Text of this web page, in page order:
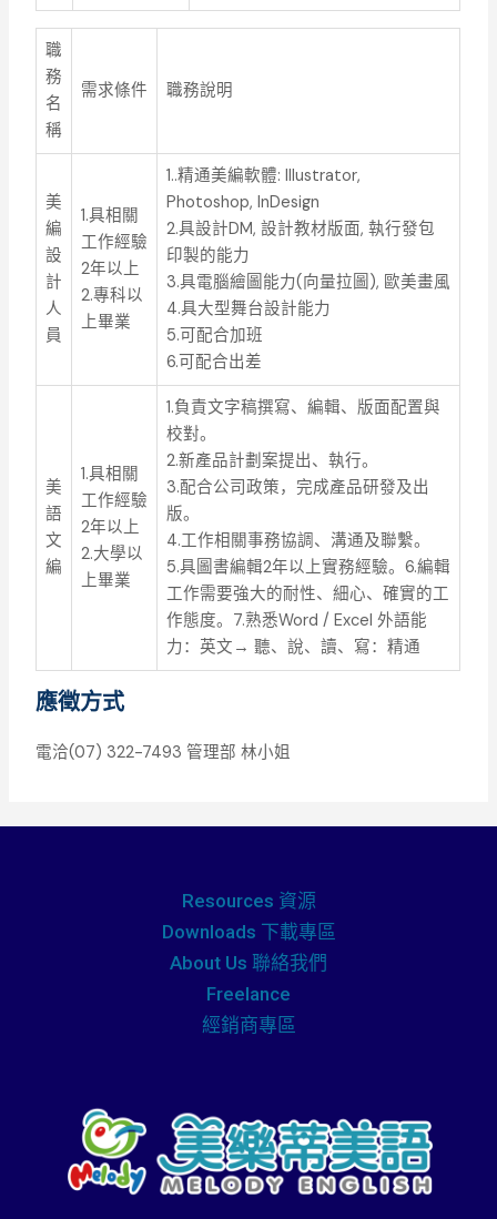
職
務
名
稱
需求條件 職務說明
美
編
設
計
人
員
1.具相關
工作經驗
2年以上
2.專科以
上畢業
1..精通美編軟體: Illustrator,
Photoshop, InDesign
2.具設計DM, 設計教材版面, 執行發包
印製的能力
3.具電腦繪圖能力(向量拉圖), 歐美畫風
4.具大型舞台設計能力
5.可配合加班
6.可配合出差
美
語
文
編
1.具相關
工作經驗
2年以上
2.大學以
上畢業
1.負責文字稿撰寫、編輯、版面配置與
校對。
2.新產品計劃案提出、執行。
3.配合公司政策，完成產品研發及出
版。
4.工作相關事務協調、溝通及聯繫。
5.具圖書編輯2年以上實務經驗。6.編輯
工作需要強大的耐性、細心、確實的工
作態度。7.熟悉Word / Excel 外語能
力：英文→ 聽、說、讀、寫：精通
應徵方式
電洽(07) 322-7493 管理部 林小姐
Resources 資源
Downloads 下載專區
About Us 聯絡我們
Freelance
經銷商專區